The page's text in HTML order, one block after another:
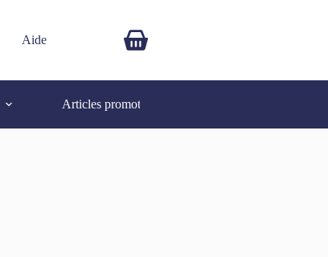
Aide
Articles promotionnels